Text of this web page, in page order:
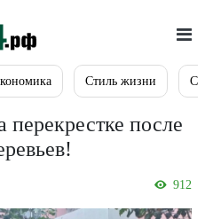
Стиль жизни
после
912